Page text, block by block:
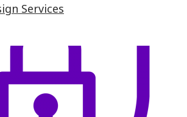
Services